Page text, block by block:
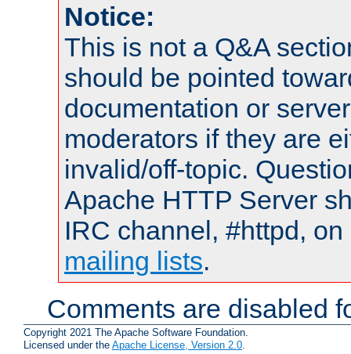
Notice:
This is not a Q&A
should be pointed
documentation or
moderators if they are
invalid/off-topic.
Apache HTTP Server
IRC channel, #httpd,
mailing lists.
Comments are disabled
Copyright 2021 The Apache Software Foundation.
Licensed under the Apache License, Version 2.0.